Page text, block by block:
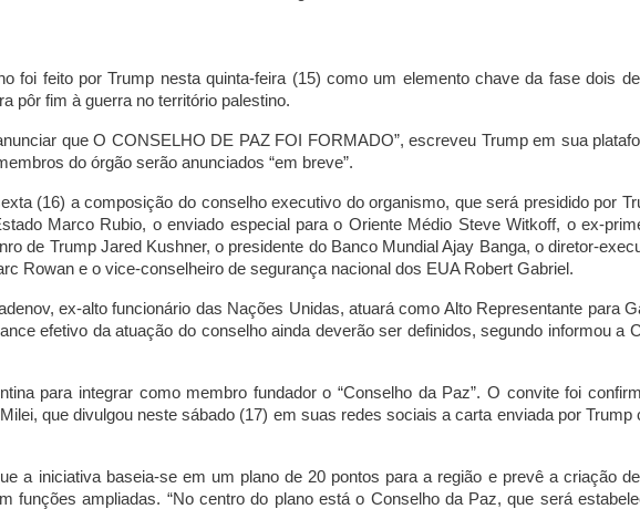
foi feito por Trump nesta quinta-feira (15) como um elemento chave da fase dois
pôr fim à guerra no território palestino.
que O CONSELHO DE PAZ FOI FORMADO”, escreveu Trump em sua
do órgão serão anunciados “em breve”.
(16) a composição do conselho executivo do organismo, que será presidido por
Marco Rubio, o enviado especial para o Oriente Médio Steve Witkoff, o ex-
de Trump Jared Kushner, o presidente do Banco Mundial Ajay Banga, o diretor-
Rowan e o vice-conselheiro de segurança nacional dos EUA Robert Gabriel.
ex-alto funcionário das Nações Unidas, atuará como Alto Representante para
efetivo da atuação do conselho ainda deverão ser definidos, segundo informou a
para integrar como membro fundador o “Conselho da Paz”. O convite foi
que divulgou neste sábado (17) em suas redes sociais a carta enviada por Trump
a iniciativa baseia-se em um plano de 20 pontos para a região e prevê a criação
funções ampliadas. “No centro do plano está o Conselho da Paz, que será